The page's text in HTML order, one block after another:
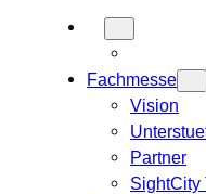
Fachmesse
Vision
Partner
SightCity